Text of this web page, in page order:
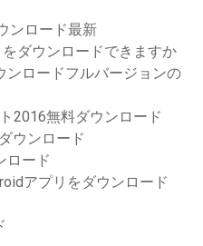
ンロード最新
ダウンロードできますか
ンロードフルバージョンの
2016無料ダウンロード
ウンロード
ロード
アプリをダウンロード